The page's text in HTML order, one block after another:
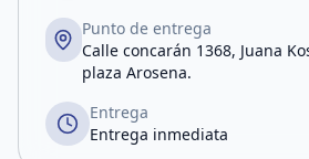
Punto de entrega
Calle concarán 1368, Juana
plaza Arosena.
Entrega
Entrega inmediata